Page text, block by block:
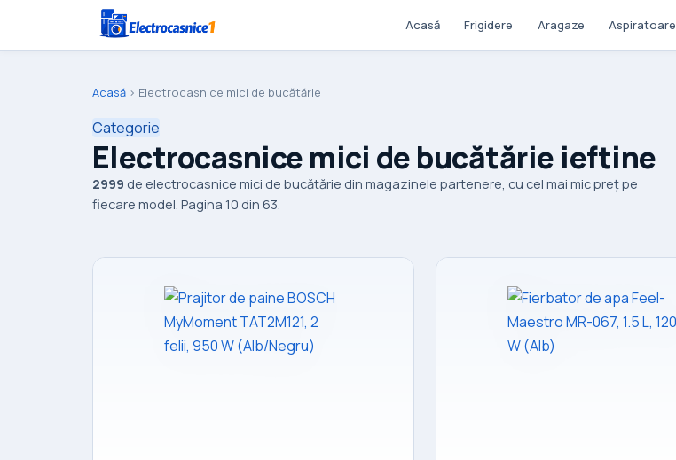
Acasă Frigidere Aragaze Aspiratoare
Acasă › Electrocasnice mici de bucătărie
Categorie
Electrocasnice mici de bucătărie ieftine
2999 de electrocasnice mici de bucătărie din magazinele partenere, cu cel mai mic preț pe
fiecare model. Pagina 10 din 63.